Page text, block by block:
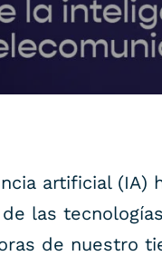
artificial (IA)
las
de nuestro